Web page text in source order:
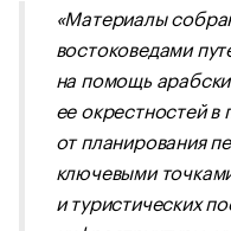
«Материалы
востоковедами
на помощь
ее окрестностей
от планирования
ключевыми
и туристических